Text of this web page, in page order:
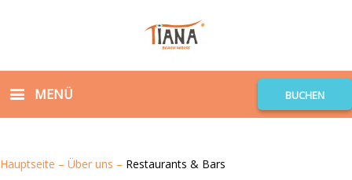
MENÜ BUCHEN
Hauptseite – Über uns – Restaurants & Bars